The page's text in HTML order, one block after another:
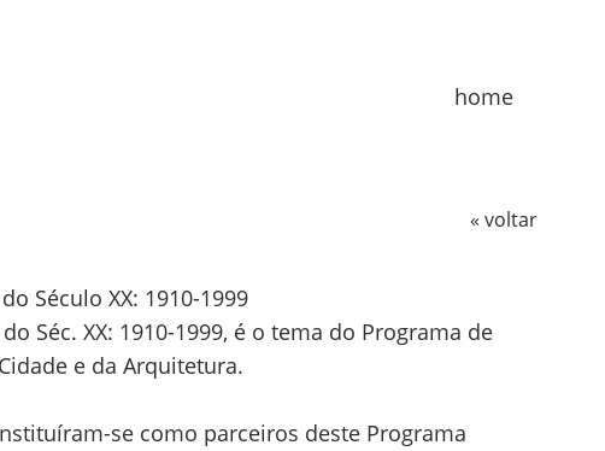
home
« voltar
Século XX: 1910-1999
Séc. XX: 1910-1999, é o tema do Programa de
e da Arquitetura.
se como parceiros deste Programa